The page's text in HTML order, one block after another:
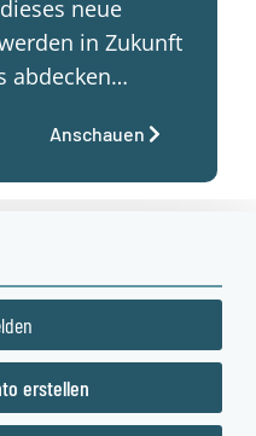
neue
in Zukunft
abdecken…
Anschauen
erstellen